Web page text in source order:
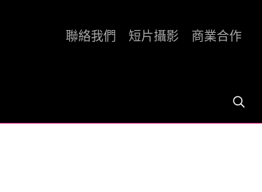
聯絡我們 短片攝影 商業合作